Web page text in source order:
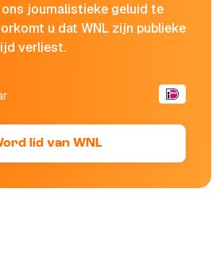
ons journalistieke geluid te
u dat WNL zijn publieke
verliest.
lid van WNL